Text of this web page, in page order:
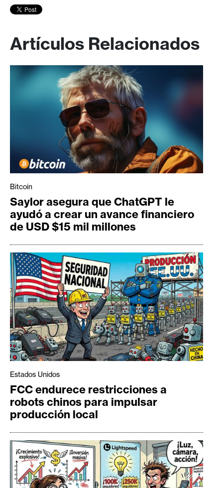
Artículos Relacionados
Bitcoin
Saylor asegura que ChatGPT le
ayudó a crear un avance financiero
de USD $15 mil millones
Estados Unidos
FCC endurece restricciones a
robots chinos para impulsar
producción local